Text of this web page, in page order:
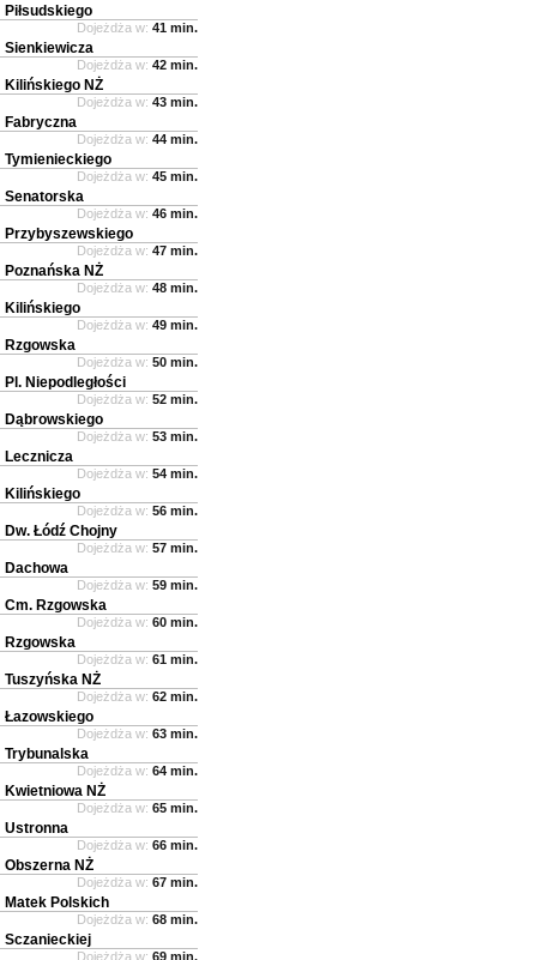
Piłsudskiego
Dojeżdża w: 41 min.
Sienkiewicza
Dojeżdża w: 42 min.
Kilińskiego NŻ
Dojeżdża w: 43 min.
Fabryczna
Dojeżdża w: 44 min.
Tymienieckiego
Dojeżdża w: 45 min.
Senatorska
Dojeżdża w: 46 min.
Przybyszewskiego
Dojeżdża w: 47 min.
Poznańska NŻ
Dojeżdża w: 48 min.
Kilińskiego
Dojeżdża w: 49 min.
Rzgowska
Dojeżdża w: 50 min.
Pl. Niepodległości
Dojeżdża w: 52 min.
Dąbrowskiego
Dojeżdża w: 53 min.
Lecznicza
Dojeżdża w: 54 min.
Kilińskiego
Dojeżdża w: 56 min.
Dw. Łódź Chojny
Dojeżdża w: 57 min.
Dachowa
Dojeżdża w: 59 min.
Cm. Rzgowska
Dojeżdża w: 60 min.
Rzgowska
Dojeżdża w: 61 min.
Tuszyńska NŻ
Dojeżdża w: 62 min.
Łazowskiego
Dojeżdża w: 63 min.
Trybunalska
Dojeżdża w: 64 min.
Kwietniowa NŻ
Dojeżdża w: 65 min.
Ustronna
Dojeżdża w: 66 min.
Obszerna NŻ
Dojeżdża w: 67 min.
Matek Polskich
Dojeżdża w: 68 min.
Sczanieckiej
Dojeżdża w: 69 min.